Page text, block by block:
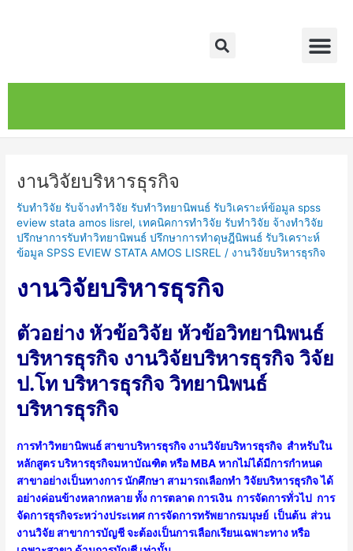
Search
งานวิจัยบริหารธุรกิจ
รับทำวิจัย รับจ้างทำวิจัย รับทำวิทยานิพนธ์ รับวิเคราะห์ข้อมูล spss
eview stata amos lisrel, เทคนิคการทำวิจัย รับทำวิจัย จ้างทำวิจัย
ปรึกษาการรับทำวิทยานิพนธ์ ปรึกษาการทำดุษฎีนิพนธ์ รับวิเคราะห์
ข้อมูล SPSS EVIEW STATA AMOS LISREL
/ งานวิจัยบริหารธุรกิจ
งานวิจัยบริหารธุรกิจ
ตัวอย่าง หัวข้อวิจัย หัวข้อวิทยานิพนธ์
บริหารธุรกิจ งานวิจัยบริหารธุรกิจ วิจัย
ป.โท บริหารธุรกิจ วิทยานิพนธ์
บริหารธุรกิจ
การทำวิทยานิพนธ์ สาขาบริหารธุรกิจ งานวิจัยบริหารธุรกิจ สำหรับใน
หลักสูตร บริหารธุรกิจมหาบัณฑิต หรือ MBA หากไม่ได้มีการกำหนด
สาขาอย่างเป็นทางการ นักศึกษา สามารถเลือกทำ วิจัยบริหารธุรกิจ ได้
อย่างค่อนข้างหลากหลาย ทั้ง การตลาด การเงิน การจัดการทั่วไป การ
จัดการธุรกิจระหว่างประเทศ การจัดการทรัพยากรมนุษย์ เป็นต้น ส่วน
งานวิจัย สาขาการบัญชี จะต้องเป็นการเลือกเรียนเฉพาะทาง หรือ